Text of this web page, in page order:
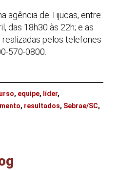
agência de Tijucas, entre
das 18h30 às 22h; e as
pelos telefones
570-0800.
, equipe, líder,
, resultados, Sebrae/SC,